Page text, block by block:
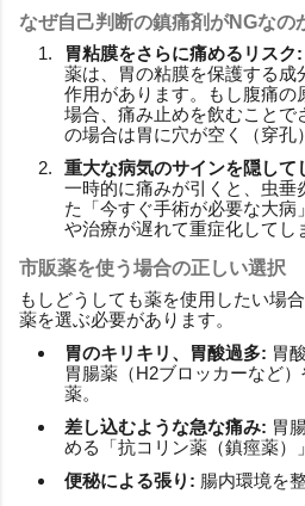
なぜ自己判断の鎮痛剤がNGなの
胃粘膜をさらに痛めるリスク:
薬は、胃の粘膜を保護する成
作用があります。もし腹痛の
場合、痛み止めを飲むことで
の場合は胃に穴が空く（穿孔
重大な病気のサインを隠して
一時的に痛みが引くと、虫垂
た「今すぐ手術が必要な大病
や治療が遅れて重症化してし
市販薬を使う場合の正しい選択
もしどうしても薬を使用したい場
薬を選ぶ必要があります。
胃のキリキリ、胃酸過多: 胃
胃腸薬（H2ブロッカーなど
薬。
差し込むような急な痛み: 胃
める「抗コリン薬（鎮痙薬）
便秘による張り: 腸内環境を